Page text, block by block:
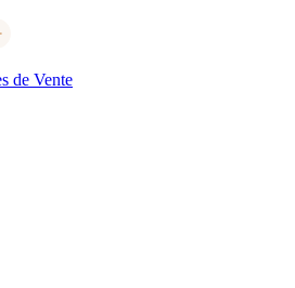
de Vente